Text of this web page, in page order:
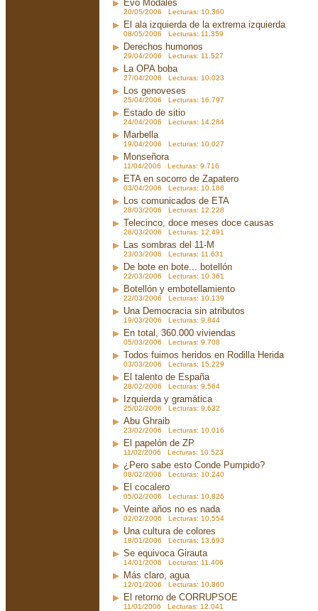
Evo Modales
20/05/2006 Lecturas: 10.360
El ala izquierda de la extrema izquierda
08/05/2006 Lecturas: 11.359
Derechos humonos
29/04/2006 Lecturas: 11.527
La OPA boba
27/04/2006 Lecturas: 10.023
Los genoveses
25/04/2006 Lecturas: 16.797
Estado de sitio
24/04/2006 Lecturas: 14.284
Marbella
19/04/2006 Lecturas: 10.027
Monseñora
11/04/2006 Lecturas: 9.716
ETA en socorro de Zapatero
03/04/2006 Lecturas: 10.188
Los comunicados de ETA
28/03/2006 Lecturas: 12.228
Telecinco, doce meses doce causas
28/03/2006 Lecturas: 12.491
Las sombras del 11-M
23/03/2006 Lecturas: 11.631
De bote en bote... botellón
22/03/2006 Lecturas: 10.361
Botellón y embotellamiento
22/03/2006 Lecturas: 10.139
Una Democracia sin atributos
19/03/2006 Lecturas: 9.844
En total, 360.000 viviendas
05/03/2006 Lecturas: 9.708
Todos fuimos heridos en Rodilla Herida
03/03/2006 Lecturas: 15.229
El talento de España
28/02/2006 Lecturas: 9.564
Izquierda y gramática
25/02/2006 Lecturas: 9.632
Abu Ghraib
23/02/2006 Lecturas: 10.016
El papelón de ZP
11/02/2006 Lecturas: 10.523
¿Pero sabe esto Conde Pumpido?
08/02/2006 Lecturas: 10.240
El cocalero
05/02/2006 Lecturas: 10.826
Veinte años no es nada
02/02/2006 Lecturas: 10.554
Una cultura de colores
18/01/2006 Lecturas: 13.693
Se equivoca Girauta
14/01/2006 Lecturas: 11.406
Más claro, agua
12/01/2006 Lecturas: 10.860
El retorno de CORRUPSOE
11/01/2006 Lecturas: 12.041